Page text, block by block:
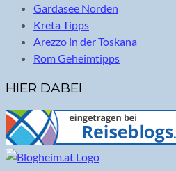
Gardasee Norden
Kreta Tipps
Arezzo in der Toskana
Rom Geheimtipps
HIER DABEI